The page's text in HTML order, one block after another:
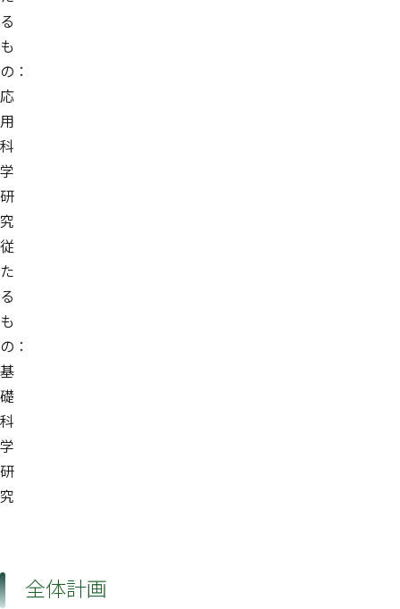
る
も
の：
応
用
科
学
研
究
従
た
る
も
の：
基
礎
科
学
研
究
全体計画